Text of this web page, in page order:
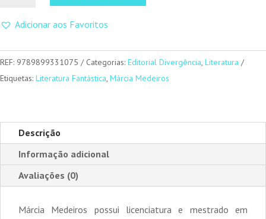
Idade
Narrada
por
(2ª
Ed.)
Adicionar aos Favoritos
REF: 9789899331075 Categorias: Editorial Divergência Literatura
Etiquetas: Literatura Fantástica Márcia Medeiros
Descrição
Informação adicional
Avaliações (0)
Márcia Medeiros possui licenciatura e mestrado em